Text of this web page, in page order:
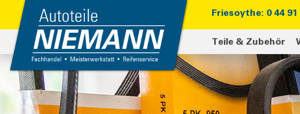
Friesoythe: 0 44 91
Teile & Zubehör